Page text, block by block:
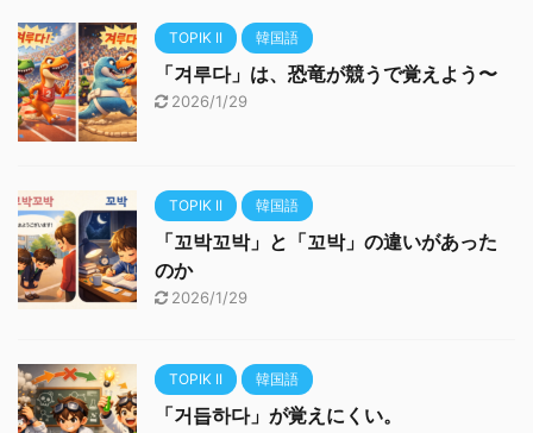
TOPIK II 韓国語
「겨루다」は、恐竜が競うで覚えよう〜
2026/1/29
TOPIK II 韓国語
「꼬박꼬박」と「꼬박」の違いがあった
のか
2026/1/29
TOPIK II 韓国語
「거듭하다」が覚えにくい。